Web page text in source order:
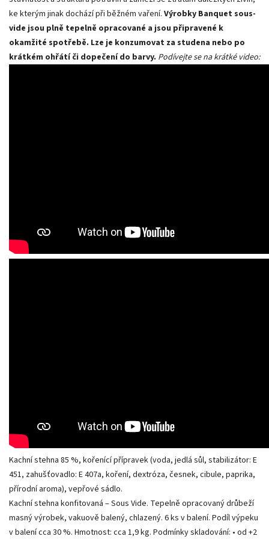
ke kterým jinak dochází při běžném vaření. Výrobky Banquet sous-
vide jsou plně tepelně opracované a jsou připravené k
okamžité spotřebě. Lze je konzumovat za studena nebo po
krátkém ohřátí či dopečení do barvy. Podívejte se na krátké video:
Kachní stehna 85 %, kořenící přípravek (voda, jedlá sůl, stabilizátor: E
451, zahušťovadlo: E 407a, koření, dextróza, česnek, cibule, paprika,
přírodní aroma), vepřové sádlo.
Kachní stehna konfitovaná – Sous Vide. Tepelně opracovaný drůbeží
masný výrobek, vakuově balený, chlazený. 6 ks v balení. Podíl výpeku
v balení cca 30 %. Hmotnost: cca 1,9 kg. Podmínky skladování: • od +2